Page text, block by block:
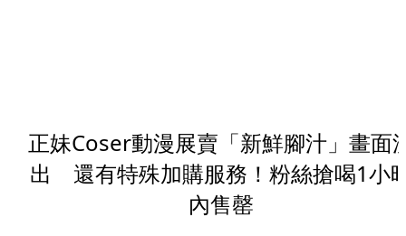
正妹Coser動漫展賣「新鮮腳汁」畫面
出 還有特殊加購服務！粉絲搶喝1小
內售罄